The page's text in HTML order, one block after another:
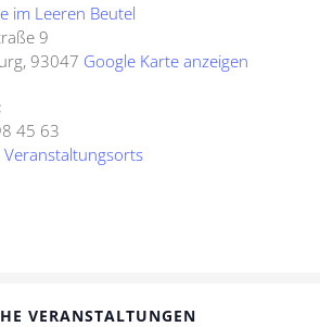
im Leeren Beutel
9
, 93047 Google Karte anzeigen
45 63
Veranstaltungsorts
VERANSTALTUNGEN